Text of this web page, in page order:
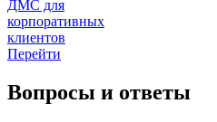
ДМС для
корпоративных
клиентов
Перейти
Вопросы и ответы